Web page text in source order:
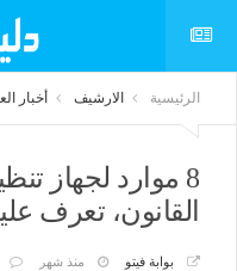
الرئيسية الارشيف أخبار
8 موارد لجهاز
القانون، تعرف
بوابة فيتو منذ شهر